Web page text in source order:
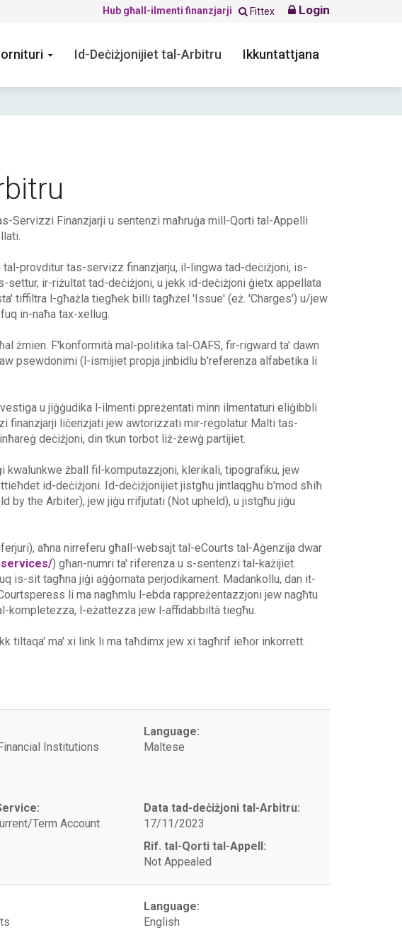
Hub għall-ilmenti finanzjarji Fittex Login
Id-Deċiżjonijiet tal-Arbitru Ikkuntattjana
Servizzi Finanzjarji u sentenzi maħruġa mill-Qorti tal-Appelli
provditur tas-servizz finanzjarju, il-lingwa tad-deċiżjoni, is-
ir-riżultat tad-deċiżjoni, u jekk id-deċiżjoni ġietx appellata
tiffiltra l-għażla tiegħek billi tagħżel 'Issue' (eż. 'Charges') u/jew
in-naħa tax-xellug.
żmien. F'konformità mal-politika tal-OAFS, fir-rigward ta' dawn
psewdonimi (l-ismijiet propja jinbidlu b'referenza alfabetika li
u jiġġudika l-ilmenti ppreżentati minn ilmentaturi eliġibbli
finanzjarji liċenzjati jew awtorizzati mir-regolatur Malti tas-
deċiżjoni, din tkun torbot liż-żewġ partijiet.
żball fil-komputazzjoni, klerikali, tipografiku, jew
id-deċiżjoni. Id-deċiżjonijiet jistgħu jintlaqgħu b'mod sħiħ
by the Arbiter), jew jiġu rrifjutati (Not upheld), u jistgħu jiġu
aħna nirreferu għall-websajt tal-eCourts tal-Aġenzija dwar
) għan-numri ta' riferenza u s-sentenzi tal-każijiet
is-sit tagħna jiġi aġġornata perjodikament. Madankollu, dan it-
li ma nagħmlu l-ebda rappreżentazzjoni jew nagħtu
kompletezza, l-eżattezza jew l-affidabbiltà tiegħu.
tiltaqa' ma' xi link li ma taħdimx jew xi tagħrif ieħor inkorrett.
Institutions
Language:
Maltese
Term Account
Data tad-deċiżjoni tal-Arbitru:
17/11/2023
Rif. tal-Qorti tal-Appell:
Not Appealed
Language:
English